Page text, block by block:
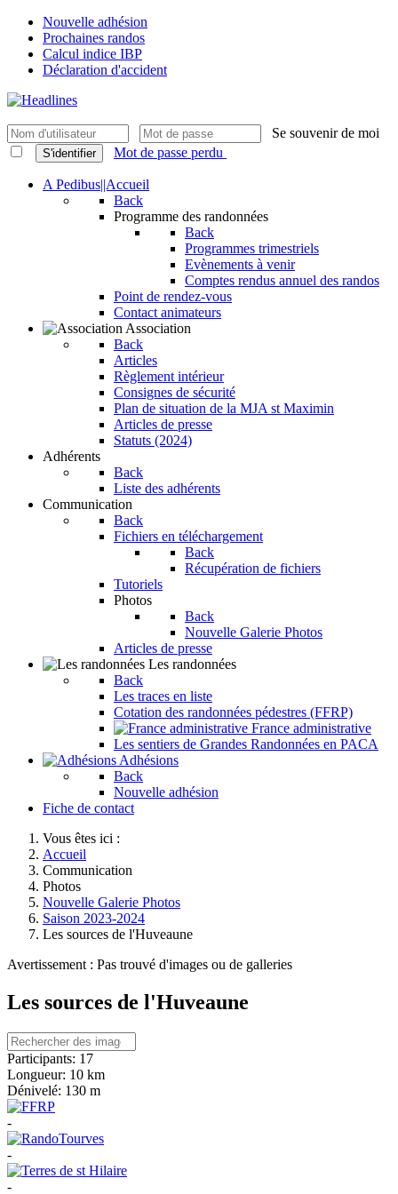
Nouvelle adhésion
Prochaines randos
Calcul indice IBP
Déclaration d'accident
Se souvenir de moi
S'identifier Mot de passe perdu
A Pedibus||Accueil
Back
Programme des randonnées
Back
Programmes trimestriels
Evènements à venir
Comptes rendus annuel des randos
Point de rendez-vous
Contact animateurs
Association
Back
Articles
Règlement intérieur
Consignes de sécurité
Plan de situation de la MJA st Maximin
Articles de presse
Statuts (2024)
Adhérents
Back
Liste des adhérents
Communication
Back
Fichiers en téléchargement
Back
Récupération de fichiers
Tutoriels
Photos
Back
Nouvelle Galerie Photos
Articles de presse
Les randonnées
Back
Les traces en liste
Cotation des randonnées pédestres (FFRP)
France administrative
Les sentiers de Grandes Randonnées en PACA
Adhésions
Back
Nouvelle adhésion
Fiche de contact
Vous êtes ici :
Accueil
Communication
Photos
Nouvelle Galerie Photos
Saison 2023-2024
Les sources de l'Huveaune
Avertissement : Pas trouvé d'images ou de galleries
Les sources de l'Huveaune
Participants: 17
Longueur: 10 km
Dénivelé: 130 m
-
-
-